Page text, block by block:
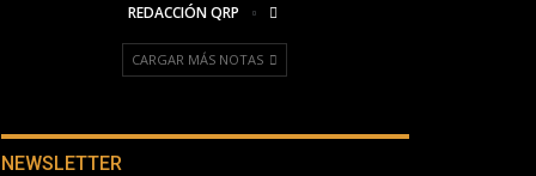
REDACCIÓN QRP
CARGAR MÁS NOTAS
NEWSLETTER